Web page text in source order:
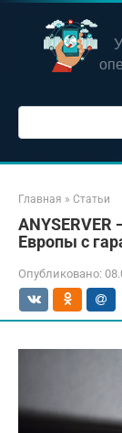
Перейти
контенту
Поиск:
Главная » Статьи
Европы с
Опубликовано: